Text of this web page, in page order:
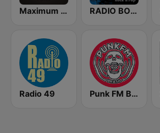
Maximum Punk RADIO BOB! Punk
Radio 49 Punk FM Brasil